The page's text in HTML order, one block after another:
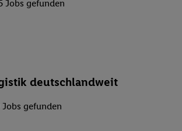
Jobs gefunden
deutschlandweit
Jobs gefunden